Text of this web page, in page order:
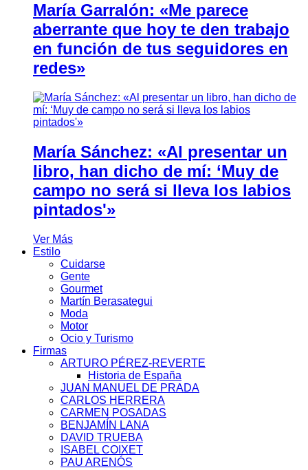
María Garralón: «Me parece
aberrante que hoy te den trabajo
en función de tus seguidores en
redes»
María Sánchez: «Al presentar un
libro, han dicho de mí: ‘Muy de
campo no será si lleva los labios
pintados'»
Ver Más
Estilo
Cuidarse
Gente
Gourmet
Martín Berasategui
Moda
Motor
Ocio y Turismo
Firmas
ARTURO PÉREZ-REVERTE
Historia de España
JUAN MANUEL DE PRADA
CARLOS HERRERA
CARMEN POSADAS
BENJAMÍN LANA
DAVID TRUEBA
ISABEL COIXET
PAU ARENÓS